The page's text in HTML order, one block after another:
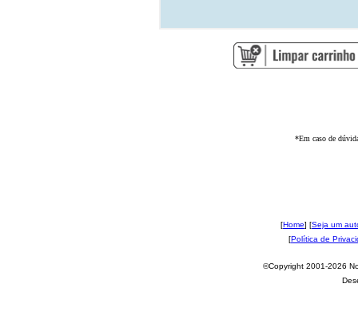
*Em caso de
[Home] [Seja um
[Política de
©Copyright 2001-2026